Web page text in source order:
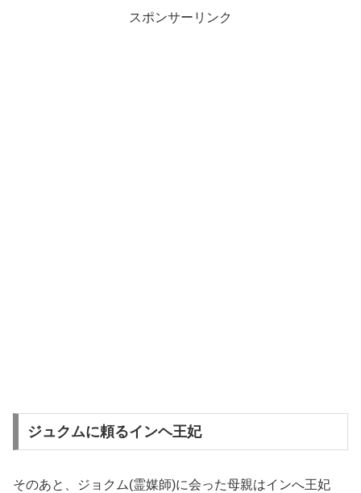
スポンサーリンク
ジュクムに頼るインヘ王妃
そのあと、ジョクム(霊媒師)に会った母親はインへ王妃